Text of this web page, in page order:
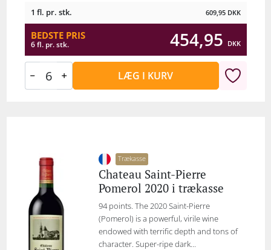
1 fl. pr. stk. 609,95 DKK
BEDSTE PRIS
6 fl. pr. stk. 454,95 DKK
LÆG I KURV
Trækasse
Chateau Saint-Pierre
Pomerol 2020 i trækasse
94 points. The 2020 Saint-Pierre
(Pomerol) is a powerful, virile wine
endowed with terrific depth and tons of
character. Super-ripe dark...